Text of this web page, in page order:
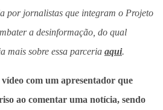
por jornalistas que integram o Projeto
a desinformação, do qual
mais sobre essa parceria aqui.
com um apresentador que
ao comentar uma notícia, sendo